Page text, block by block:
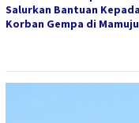
Salurkan Bantuan Kepada
Korban Gempa di Mamuju